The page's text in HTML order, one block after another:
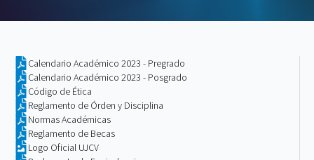
Calendario Académico 2023 - Pregrado
Calendario Académico 2023 - Posgrado
Código de Ética
Reglamento de Órden y Disciplina
Normas Académicas
Reglamento de Becas
Logo Oficial UJCV